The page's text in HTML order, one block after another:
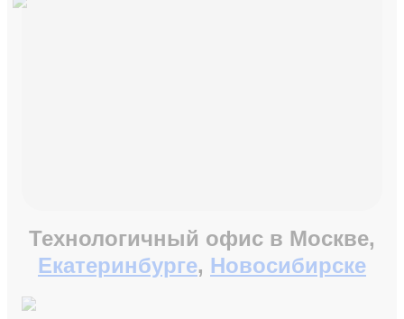
Технологичный офис в Москве,
Екатеринбурге, Новосибирске